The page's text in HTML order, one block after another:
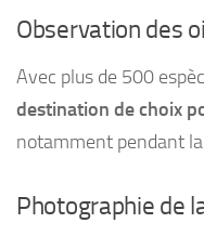
Observation des
Avec plus de 500
destination de choix
notamment pendant
Photographie de